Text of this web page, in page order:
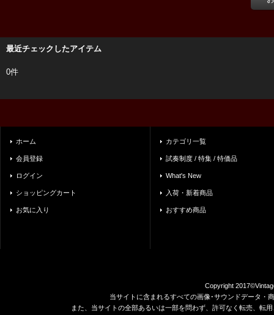
最近チェックしたアイテム
0件
ホーム
会員登録
ログイン
ショッピングカート
お気に入り
カテゴリ一覧
試奏制度 / 特集 / 特価品
What's New
入荷・新着商品
おすすめ商品
Copyright
当サイトに含まれるすべての画像･サウンドデータ・
また、当サイトの全部あるいは一部を問わず、許可なく転売、転